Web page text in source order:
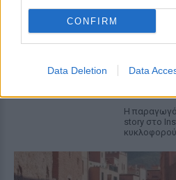
CONFIRM
Data Deletion Data
τις
καμία
Η
story στο